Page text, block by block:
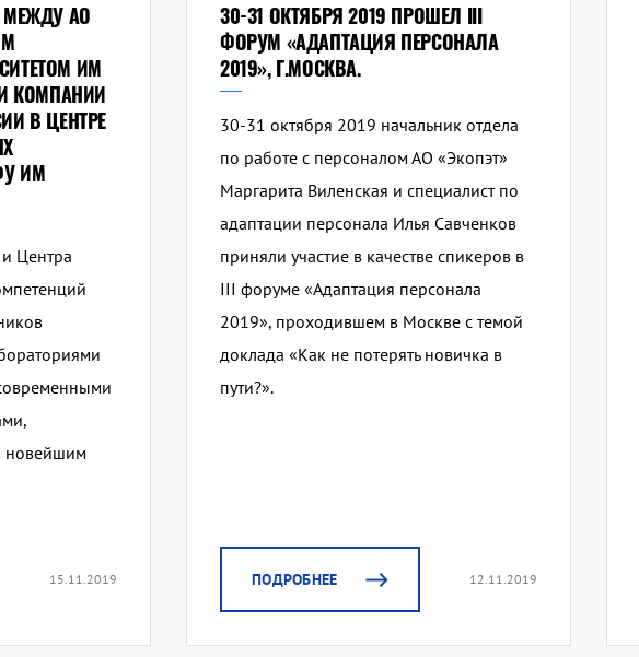
АО
ИМ
КОМПАНИИ
В ЦЕНТРЕ
ИМ
Центра
новейшим
15.11.2019
30-31 ОКТЯБРЯ 2019 ПРОШЕЛ III
ФОРУМ «АДАПТАЦИЯ ПЕРСОНАЛА
2019», Г.МОСКВА.
30-31 октября 2019 начальник отдела
по работе с персоналом АО «Экопэт»
Маргарита Виленская и специалист по
адаптации персонала Илья Савченков
приняли участие в качестве спикеров в
III форуме «Адаптация персонала
2019», проходившем в Москве с темой
доклада «Как не потерять новичка в
пути?».
ПОДРОБНЕЕ 12.11.2019